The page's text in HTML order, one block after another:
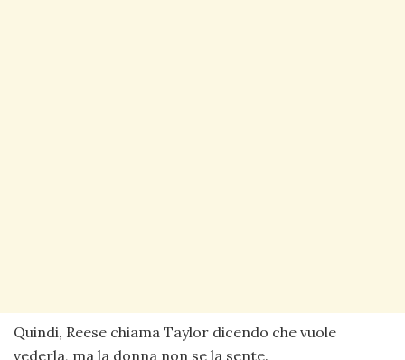
Quindi, Reese chiama Taylor dicendo che vuole
vederla, ma la donna non se la sente.